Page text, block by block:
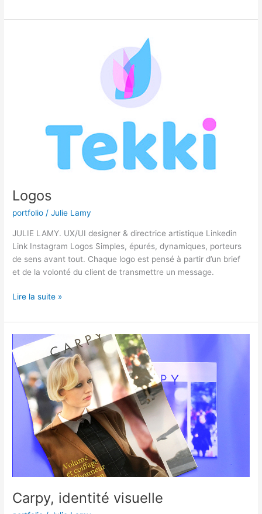
Logos
portfolio /Julie Lamy
JULIE LAMY. UX/UI designer & directrice artistique Linkedin
Link Instagram Logos Simples, épurés, dynamiques, porteurs
de sens avant tout. Chaque logo est pensé à partir d’un brief
et de la volonté du client de transmettre un message.
Lire la suite »
Carpy, identité visuelle
Carpy,
identité
visuelle